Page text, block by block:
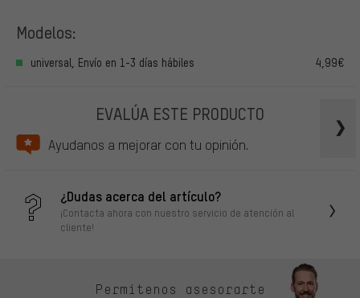
Modelos:
universal, Envío en 1-3 días hábiles 4,99€
EVALÚA ESTE PRODUCTO
Ayudanos a mejorar con tu opinión.
¿Dudas acerca del artículo?
¡Contacta ahora con nuestro servicio de atención al
cliente!
Permítenos asesorarte